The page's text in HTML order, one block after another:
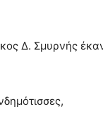
Δ. Σμυρνής